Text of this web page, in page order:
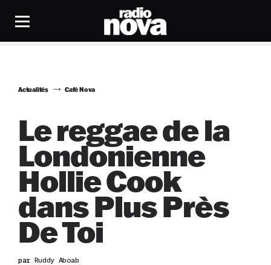
Actualités Café Nova
Le reggae de la
Londonienne
Hollie Cook
dans Plus Près
De Toi
par Ruddy Aboab